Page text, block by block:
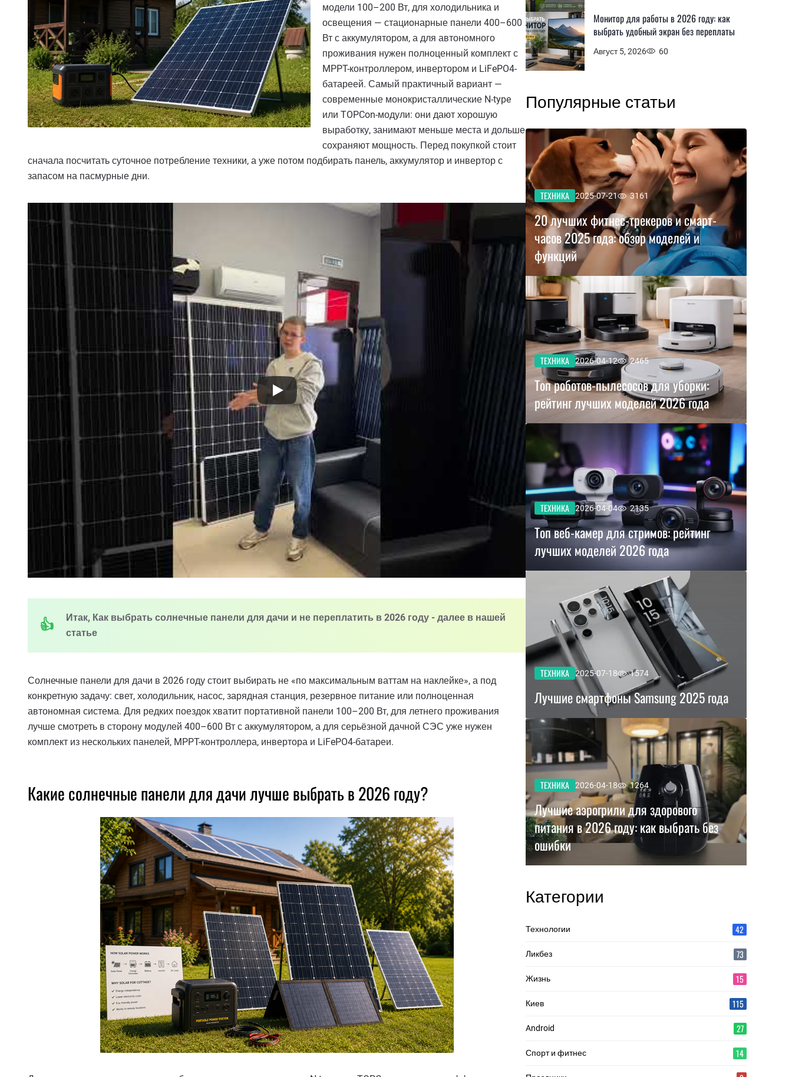
модели 100–200 Вт, для холодильника и
освещения — стационарные панели 400–600
Вт с аккумулятором, а для автономного
проживания нужен полноценный комплект с
MPPT-контроллером, инвертором и LiFePO4-
батареей. Самый практичный вариант —
современные монокристаллические N-type
или TOPCon-модули: они дают хорошую
выработку, занимают меньше места и дольше
сохраняют мощность. Перед покупкой стоит
сначала посчитать суточное потребление техники, а уже потом подбирать панель, аккумулятор и инвертор с
запасом на пасмурные дни.
Итак, Как выбрать солнечные панели для дачи и не переплатить в 2026 году - далее в нашей
статье
Солнечные панели для дачи в 2026 году стоит выбирать не «по максимальным ваттам на наклейке», а под
конкретную задачу: свет, холодильник, насос, зарядная станция, резервное питание или полноценная
автономная система. Для редких поездок хватит портативной панели 100–200 Вт, для летнего проживания
лучше смотреть в сторону модулей 400–600 Вт с аккумулятором, а для серьёзной дачной СЭС уже нужен
комплект из нескольких панелей, MPPT-контроллера, инвертора и LiFePO4-батареи.
Какие солнечные панели для дачи лучше выбрать в 2026 году?
Август 5, 2026 60
Монитор для работы в 2026 году: как
выбрать удобный экран без переплаты
Популярные статьи
ТЕХНИКА 2025-07-21 3161
20 лучших фитнес-трекеров и смарт-
часов 2025 года: обзор моделей и
функций
ТЕХНИКА 2026-04-12 2465
Топ роботов-пылесосов для уборки:
рейтинг лучших моделей 2026 года
ТЕХНИКА 2026-04-04 2135
Топ веб-камер для стримов: рейтинг
лучших моделей 2026 года
ТЕХНИКА 2025-07-18 1574
Лучшие смартфоны Samsung 2025 года
ТЕХНИКА 2026-04-18 1264
Лучшие аэрогрили для здорового
питания в 2026 году: как выбрать без
ошибки
Категории
Технологии 42
Ликбез 73
Жизнь 15
Киев 115
Android 27
Спорт и фитнес 14